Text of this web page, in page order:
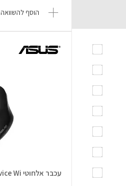
הוסף להשוואה
עכבר אלחוטי MW203 Multi-Device Wi